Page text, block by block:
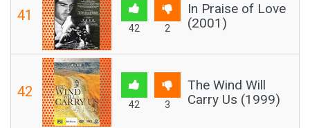
41
42 2
In Praise of Love
(2001)
42
42 3
The Wind Will
Carry Us (1999)